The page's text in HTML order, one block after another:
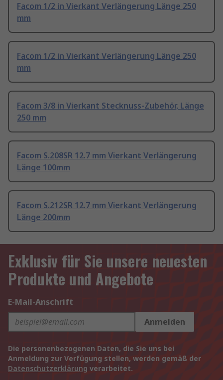
Facom 1/2 in Vierkant Verlängerung Länge 250
mm
Facom 1/2 in Vierkant Verlängerung Länge 250
mm
Facom 3/8 in Vierkant Stecknuss-Zubehör, Länge
250 mm
Facom S.208SR 12.7 mm Vierkant Verlängerung
Länge 100mm
Facom S.212SR 12.7 mm Vierkant Verlängerung
Länge 200mm
Exklusiv für Sie unsere neuesten
Produkte und Angebote
E-Mail-Anschrift
Anmelden
Die personenbezogenen Daten, die Sie uns bei
Anmeldung zur Verfügung stellen, werden gemäß der
Datenschutzerklärung verarbeitet.